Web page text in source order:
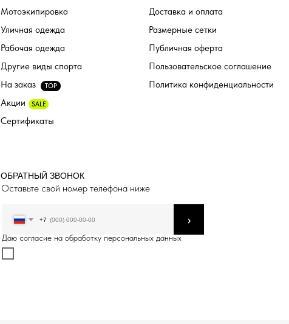
Мотоэкипировка
Уличная одежда
Рабочая одежда
На заказ TOP
Доставка и оплата
Размерные сетки
Публичная оферта
Пользовательское соглашение
Акции SALE
ОБРАТНЫЙ ЗВОНОК
Оставьте свой номер телефона ниже
+7
Даю согласие на обработку персональных данных
›
Политика конфиденциальности
Сертификаты
Другие виды спорта